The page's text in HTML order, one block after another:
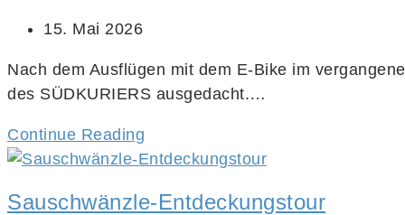
15. Mai 2026
Nach dem Ausflügen mit dem E-Bike im
des SÜDKURIERS ausgedacht.…
Continue Reading
Sauschwänzle-Entdeckungstour